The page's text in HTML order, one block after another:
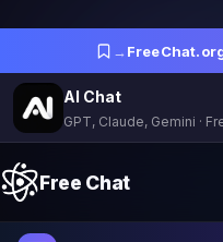
→
AI Chat
GPT, Claude, Gemini ·
Free Chat